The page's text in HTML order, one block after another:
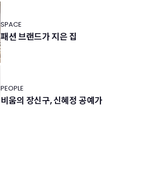
SPACE
패션 브랜드가 지은 집
PEOPLE
비움의 장신구, 신혜정 공예가